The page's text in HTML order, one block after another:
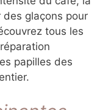
du lait et la
un nectar
secrets pour
qui